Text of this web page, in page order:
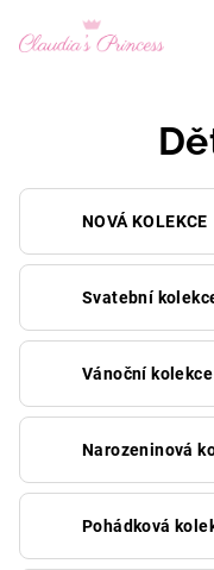
obsah
NOVÁ KOLEKCE
Svatební
Vánoční kolekce
Narozeninová
Pohádková